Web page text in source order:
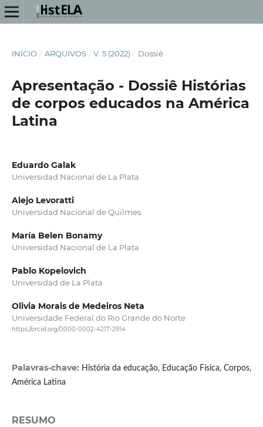
INÍCIO / ARQUIVOS / V. 5 (2022) / Dossiê
Apresentação - Dossiê Histórias
de corpos educados na América
Latina
Eduardo Galak
Universidad Nacional de La Plata
Alejo Levoratti
Universidad Nacional de Quilmes
María Belen Bonamy
Universidad Nacional de La Plata
Pablo Kopelovich
Universidad de La Plata
Olivia Morais de Medeiros Neta
Universidade Federal do Rio Grande do Norte
https://orcid.org/0000-0002-4217-2914
Palavras-chave: História da educação, Educação Física, Corpos,
América Latina
RESUMO